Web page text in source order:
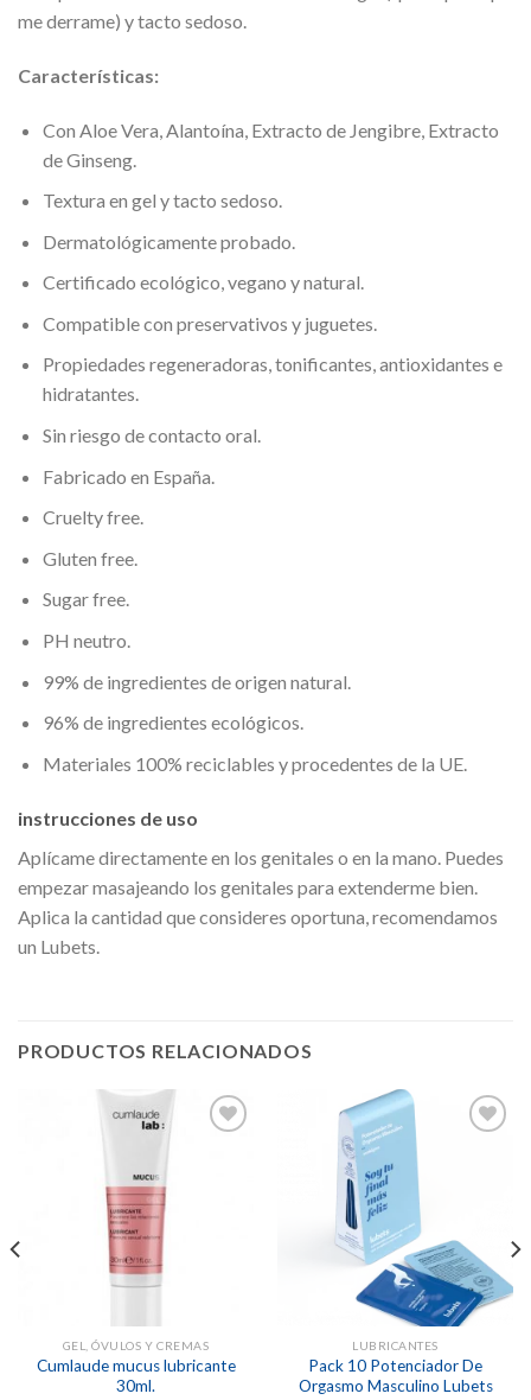
me derrame) y tacto sedoso.
Características:
Con Aloe Vera, Alantoína, Extracto de Jengibre, Extracto
de Ginseng.
Textura en gel y tacto sedoso.
Dermatológicamente probado.
Certificado ecológico, vegano y natural.
Compatible con preservativos y juguetes.
Propiedades regeneradoras, tonificantes, antioxidantes e
hidratantes.
Sin riesgo de contacto oral.
Fabricado en España.
Cruelty free.
Gluten free.
Sugar free.
PH neutro.
99% de ingredientes de origen natural.
96% de ingredientes ecológicos.
Materiales 100% reciclables y procedentes de la UE.
instrucciones de uso
Aplícame directamente en los genitales o en la mano. Puedes
empezar masajeando los genitales para extenderme bien.
Aplica la cantidad que consideres oportuna, recomendamos
un Lubets.
PRODUCTOS RELACIONADOS
GEL, ÓVULOS Y CREMAS
Cumlaude mucus lubricante
30ml.
deseos
LUBRICANTES
Pack 10 Potenciador De
Orgasmo Masculino Lubets